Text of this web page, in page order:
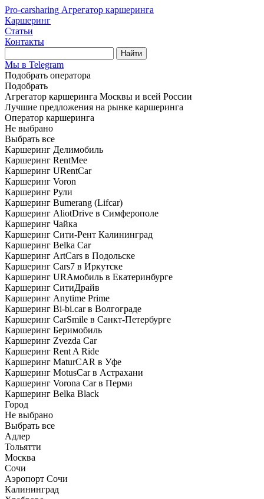
Pro-carsharing Агрегатор каршеринга
Каршеринг
Статьи
Контакты
Найти
Мы в Telegram
Подобрать оператора
Подобрать
Агрегатор каршеринга Москвы и всей России
Лучшие предложения на рынке каршеринга
Оператор каршеринга
Не выбрано
Выбрать все
Каршеринг Делимобиль
Каршеринг RentMee
Каршеринг URentCar
Каршеринг Voron
Каршеринг Рули
Каршеринг Bumerang (Lifcar)
Каршеринг AliotDrive в Симферополе
Каршеринг Чайка
Каршеринг Сити-Рент Калининград
Каршеринг Belka Car
Каршеринг ArtCars в Подольске
Каршеринг Cars7 в Иркутске
Каршеринг URAмобиль в Екатеринбурге
Каршеринг СитиДрайв
Каршеринг Anytime Prime
Каршеринг Bi-bi.car в Волгограде
Каршеринг CarSmile в Санкт-Петербурге
Каршеринг Беримобиль
Каршеринг Zvezda Car
Каршеринг Rent A Ride
Каршеринг MaturCAR в Уфе
Каршеринг MotusCar в Астрахани
Каршеринг Vorona Car в Перми
Каршеринг Belka Black
Город
Не выбрано
Выбрать все
Адлер
Тольятти
Москва
Сочи
Аэропорт Сочи
Калининград